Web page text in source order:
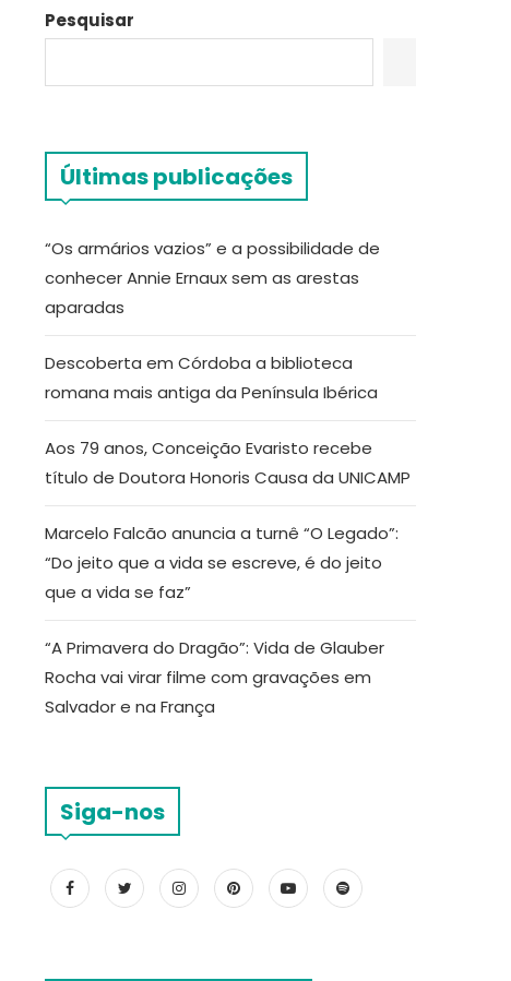
Pesquisar
Últimas publicações
“Os armários vazios” e a possibilidade de
conhecer Annie Ernaux sem as arestas
aparadas
Descoberta em Córdoba a biblioteca
romana mais antiga da Península Ibérica
Aos 79 anos, Conceição Evaristo recebe
título de Doutora Honoris Causa da UNICAMP
Marcelo Falcão anuncia a turnê “O Legado”:
“Do jeito que a vida se escreve, é do jeito
que a vida se faz”
“A Primavera do Dragão”: Vida de Glauber
Rocha vai virar filme com gravações em
Salvador e na França
Siga-nos